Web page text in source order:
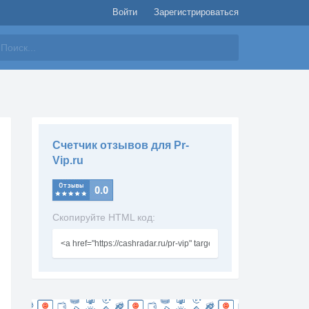
Войти Зарегистрироваться
Счетчик отзывов для Pr-
Vip.ru
Скопируйте HTML код: